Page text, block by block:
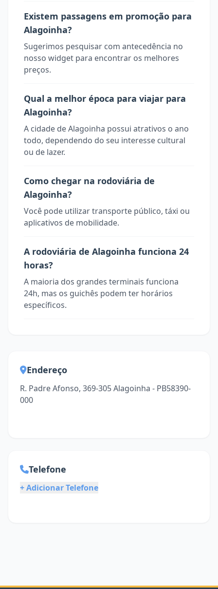
Existem passagens em promoção para
Alagoinha?
Sugerimos pesquisar com antecedência no
nosso widget para encontrar os melhores
preços.
Qual a melhor época para viajar para
Alagoinha?
A cidade de Alagoinha possui atrativos o ano
todo, dependendo do seu interesse cultural
ou de lazer.
Como chegar na rodoviária de
Alagoinha?
Você pode utilizar transporte público, táxi ou
aplicativos de mobilidade.
A rodoviária de Alagoinha funciona 24
horas?
A maioria dos grandes terminais funciona
24h, mas os guichês podem ter horários
específicos.
Endereço
R. Padre Afonso, 369-305 Alagoinha - PB58390-
000
Telefone
+ Adicionar Telefone